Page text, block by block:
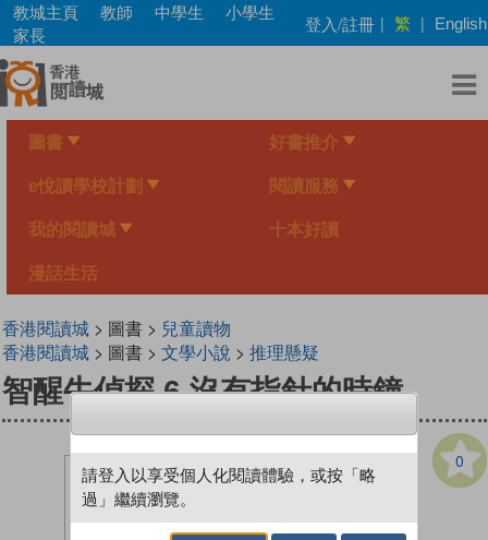
Skip
main
content
教城主頁 教師 中學生
小學生
家長
登入/註冊 | 繁 | English
圖書 好書推介
e悅讀學校計劃 閱讀服務
我的閱讀城 十本好讀
漫話生活
香港閱讀城> 圖書 > 兒童讀物
香港閱讀城> 圖書 > 文學小說 > 推理懸疑
智醒牛偵探 6 沒有指針的時鐘
0
請登入以享受個人化閱讀體驗，或按「略
過」繼續瀏覽。